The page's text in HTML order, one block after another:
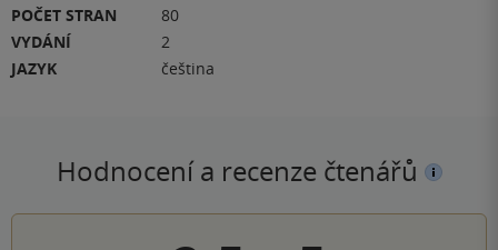
POČET STRAN
80
VYDÁNÍ
2
JAZYK
čeština
Hodnocení a recenze čtenářů